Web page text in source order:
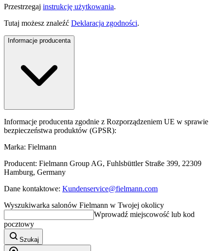
Przestrzegaj instrukcję użytkowania.
Tutaj możesz znaleźć Deklaracja zgodności.
Informacje producenta
Informacje producenta zgodnie z Rozporządzeniem UE w sprawie
bezpieczeństwa produktów (GPSR):
Marka: Fielmann
Producent: Fielmann Group AG, Fuhlsbüttler Straße 399, 22309
Hamburg, Germany
Dane kontaktowe: Kundenservice@fielmann.com
Wyszukiwarka salonów Fielmann w Twojej okolicy
Wprowadź miejscowość lub kod
pocztowy
Szukaj